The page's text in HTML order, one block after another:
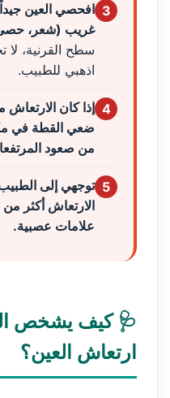
3 افحصي العين
غريب (شعر،
سطح القرنية، لا
اذهبي للطبيب.
4 إذا كان الارتعاش
ضعي القطة في
من صعود
5 توجهي إلى
الارتعاش أكثر
علامات عصبية.
🩺 كيف يشخص
ارتعاش العين؟